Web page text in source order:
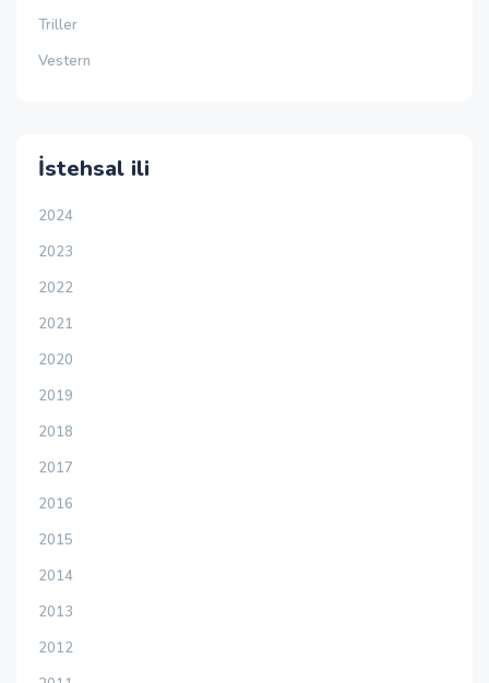
Triller
Vestern
İstehsal ili
2024
2023
2022
2021
2020
2019
2018
2017
2016
2015
2014
2013
2012